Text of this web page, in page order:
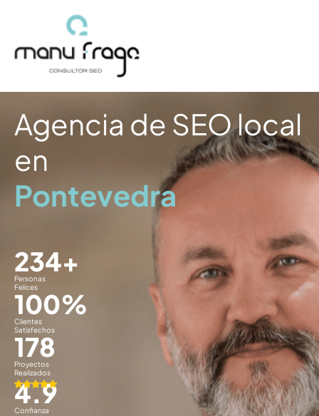
Agencia de SEO local
en
Pontevedra
Personas
Felices
234+
Clientes
Satisfechos
100%
Proyectos
Realizados
178
Confianza
4.9